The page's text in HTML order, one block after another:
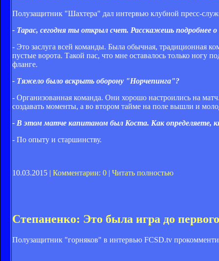
Полузащитник "Шахтера" дал интервью клубной пресс-
- Тарас, сегодня ты открыл счет. Расскажешь подробнее о
- Это заслуга всей команды. Была обычная, традиционная
пустые ворота. Такой пас, что мне оставалось только ногу
фланге.
- Тяжело было вскрыть оборону "Норчепинга"?
- Организованная команда. Они хорошо настроились на
создавать моменты, а во втором тайме на поле вышли и
- В этом матче капитаном был Коста. Как определяете,
- По опыту и старшинству.
10.03.2015 | Комментарии: 0 | Читать полностью
Степаненко: Это была игра до
Полузащитник "горняков" в интервью FCSD.tv